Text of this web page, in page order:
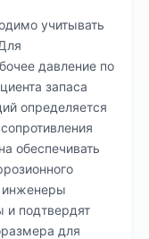
учитывать
давление по
запаса
определяется
обеспечивать
инженеры
и подтвердят
для